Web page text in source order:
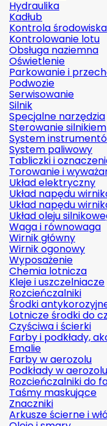
Hydraulika
Kadłub
Kontrola środowiska
Kontrolowanie lotu
Obsługa naziemna
Oświetlenie
Parkowanie i
Podwozie
Serwisowanie
Silnik
Specjalne narzędzia
Sterowanie silnikiem
System
System paliwowy
Tabliczki i
Torowanie i
Układ elektryczny
Układ napędu
Układ napędu
Układ oleju
Waga i równowaga
Wirnik główny
Wirnik ogonowy
Wyposażenie
Chemia lotnicza
Kleje i uszczelniacze
Rozcieńczalniki
Środki
Lotnicze środki do
Czyściwa i ścierki
Farby i podkłady,
Emalie
Farby w aerozolu
Podkłady w aerozolu
Rozcieńczalniki do
Taśmy maskujące
Znaczniki
Arkusze ścierne i